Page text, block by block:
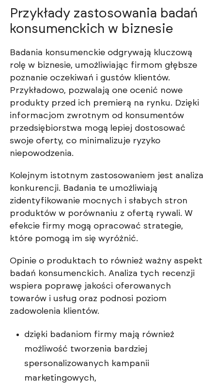
Przykłady zastosowania badań
konsumenckich w biznesie
Badania konsumenckie odgrywają kluczową
rolę w biznesie, umożliwiając firmom głębsze
poznanie oczekiwań i gustów klientów.
Przykładowo, pozwalają one ocenić nowe
produkty przed ich premierą na rynku. Dzięki
informacjom zwrotnym od konsumentów
przedsiębiorstwa mogą lepiej dostosować
swoje oferty, co minimalizuje ryzyko
niepowodzenia.
Kolejnym istotnym zastosowaniem jest analiza
konkurencji. Badania te umożliwiają
zidentyfikowanie mocnych i słabych stron
produktów w porównaniu z ofertą rywali. W
efekcie firmy mogą opracować strategie,
które pomogą im się wyróżnić.
Opinie o produktach to również ważny aspekt
badań konsumenckich. Analiza tych recenzji
wspiera poprawę jakości oferowanych
towarów i usług oraz podnosi poziom
zadowolenia klientów.
dzięki badaniom firmy mają również
możliwość tworzenia bardziej
spersonalizowanych kampanii
marketingowych,